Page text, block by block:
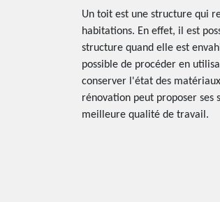
Un toit est une structure qui
habitations. En effet, il est
structure quand elle est
possible de procéder en
conserver l'état des
rénovation peut proposer
meilleure qualité de travail.